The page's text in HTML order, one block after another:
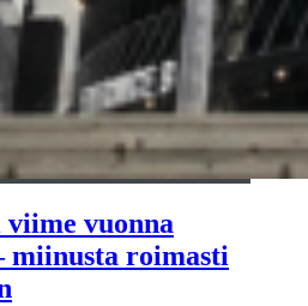
vuonna
miinusta roimasti